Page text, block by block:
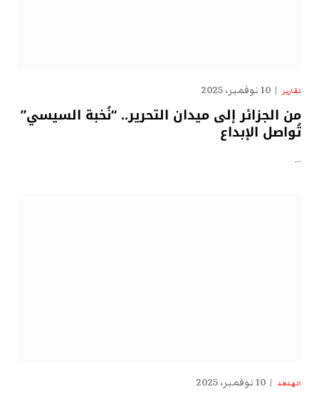
تقارير 10 نوفمبر، 2025
من الجزائر إلى ميدان التحرير.. “نُخبة السيسي”
تُواصل الإبداع
…
الهدهد 10 نوفمبر، 2025